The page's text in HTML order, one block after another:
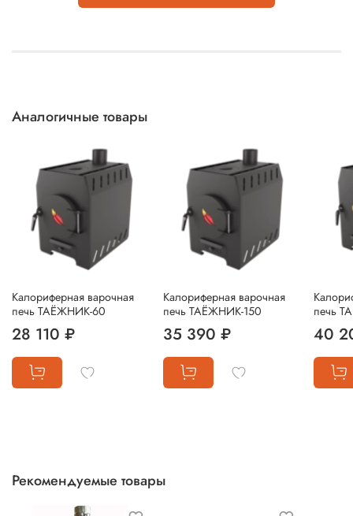
Аналогичные товары
Калориферная варочная
печь ТАЁЖНИК-60
28 110 ₽
Калориферная варочная
печь ТАЁЖНИК-150
35 390 ₽
печь
40
Рекомендуемые товары